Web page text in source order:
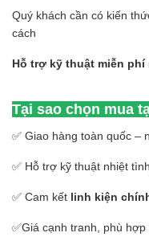
Quý khách cần có kiến
cách
Hỗ trợ kỹ thuật miễn phí
Tại sao chọn mua
✅ Giao hàng toàn quốc –
✅ Hỗ trợ kỹ thuật nhiệt
✅ Cam kết linh kiện
✅Giá cạnh tranh, phù